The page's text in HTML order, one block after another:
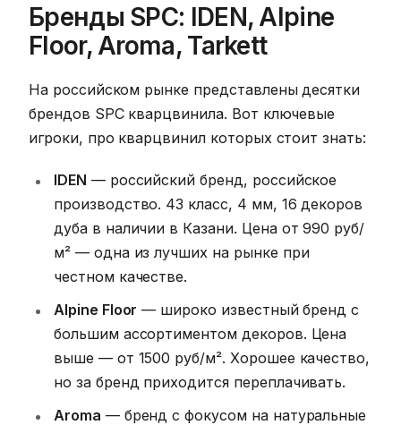
Бренды SPC: IDEN, Alpine
Floor, Aroma, Tarkett
На российском рынке представлены десятки
брендов SPC кварцвинила. Вот ключевые
игроки, про кварцвинил которых стоит знать:
IDEN — российский бренд, российское
производство. 43 класс, 4 мм, 16 декоров
дуба в наличии в Казани. Цена от 990 руб/
м² — одна из лучших на рынке при
честном качестве.
Alpine Floor — широко известный бренд с
большим ассортиментом декоров. Цена
выше — от 1500 руб/м². Хорошее качество,
но за бренд приходится переплачивать.
Aroma — бренд с фокусом на натуральные